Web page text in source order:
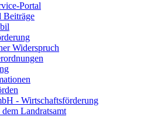
Portal
Beiträge
Widerspruch
- Wirtschaftsförderung
Landratsamt